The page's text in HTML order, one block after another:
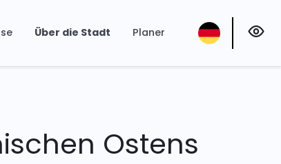
Über die Stadt Planer
Ostens